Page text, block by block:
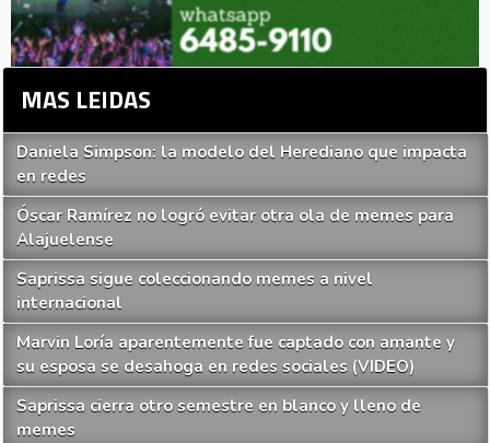
MAS LEIDAS
Daniela Simpson: la modelo del Herediano que impacta
en redes
Óscar Ramírez no logró evitar otra ola de memes para
Alajuelense
Saprissa sigue coleccionando memes a nivel
internacional
Marvin Loría aparentemente fue captado con amante y
su esposa se desahoga en redes sociales (VIDEO)
Saprissa cierra otro semestre en blanco y lleno de
memes